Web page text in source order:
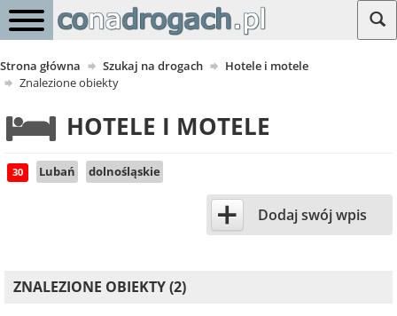
Strona główna Szukaj na drogach
Hotele i motele
Znalezione obiekty
HOTELE I MOTELE
30 Lubań dolnośląskie
+ Dodaj swój wpis
ZNALEZIONE OBIEKTY (2)